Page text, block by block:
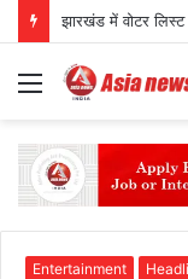
Menu
Entertainment